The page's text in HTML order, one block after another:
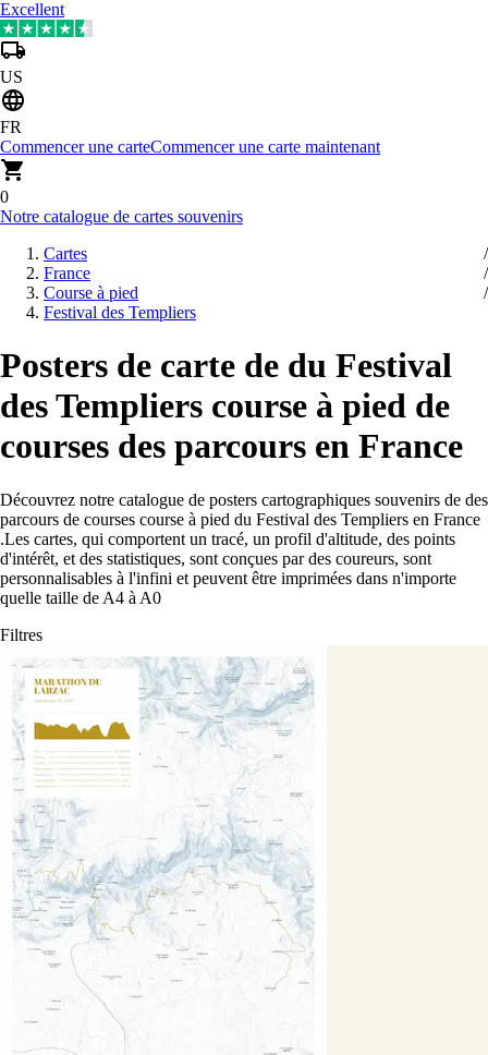
Excellent
US
FR
Commencer une carteCommencer une carte maintenant
0
Notre catalogue de cartes souvenirs
Cartes
France
Course à pied
Festival des Templiers
Posters de carte de du Festival
des Templiers course à pied de
courses des parcours en France
Découvrez notre catalogue de posters cartographiques souvenirs de des
parcours de courses course à pied du Festival des Templiers en France
.Les cartes, qui comportent un tracé, un profil d'altitude, des points
d'intérêt, et des statistiques, sont conçues par des coureurs, sont
personnalisables à l'infini et peuvent être imprimées dans n'importe
quelle taille de A4 à A0
Filtres